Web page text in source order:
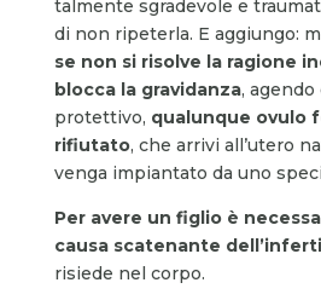
talmente sgradevole e
di non ripeterla. E aggiungo:
se non si risolve la ragione
blocca la gravidanza, agendo
protettivo, qualunque ovulo
rifiutato, che arrivi all’utero
venga impiantato da uno
Per avere un figlio è
causa scatenante
risiede nel corpo.